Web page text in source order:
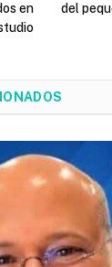
en
del